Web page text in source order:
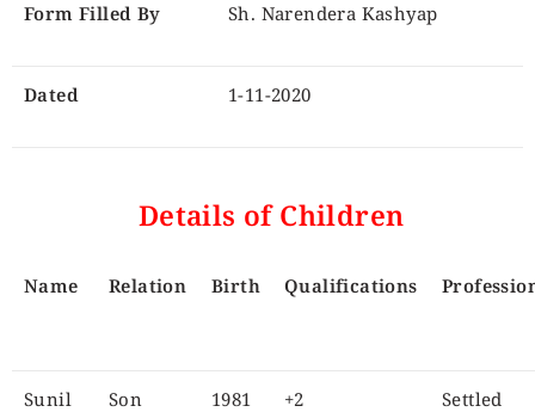
Form Filled By Sh. Narendera Kashyap
Dated 1-11-2020
Details of Children
Name Relation Birth Qualifications
Sunil
Son 1981 +2
Settled